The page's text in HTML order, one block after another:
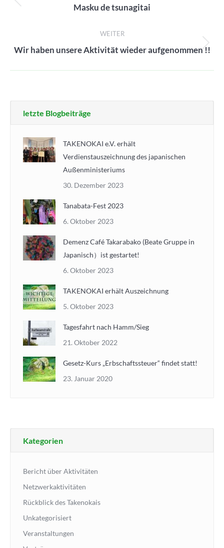
Vorheriger
Masku de tsunagitai
WEITER
Nächster
Wir haben unsere Aktivität wieder aufgenommen !!
letzte Blogbeiträge
TAKENOKAI e.V. erhält
Verdienstauszeichnung des japanischen
Außenministeriums
30. Dezember 2023
Tanabata-Fest 2023
6. Oktober 2023
Demenz Café Takarabako (Beate Gruppe in
Japanisch）ist gestartet!
6. Oktober 2023
TAKENOKAI erhält Auszeichnung
5. Oktober 2023
Tagesfahrt nach Hamm/Sieg
21. Oktober 2022
Gesetz-Kurs „Erbschaftssteuer“ findet statt!
23. Januar 2020
Kategorien
Bericht über Aktivitäten
Netzwerkaktivitäten
Rückblick des Takenokais
Unkategorisiert
Veranstaltungen